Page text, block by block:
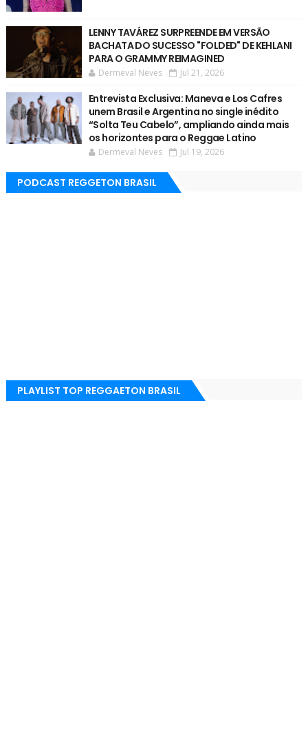
LENNY TAVÁREZ SURPREENDE EM VERSÃO
BACHATA DO SUCESSO "FOLDED" DE KEHLANI
PARA O GRAMMY REIMAGINED
Dermeval Neves Jul 21, 2026
Entrevista Exclusiva: Maneva e Los Cafres
unem Brasil e Argentina no single inédito
“Solta Teu Cabelo”, ampliando ainda mais
os horizontes para o Reggae Latino
Dermeval Neves Jul 19, 2026
PODCAST REGGETON BRASIL
PLAYLIST TOP REGGAETON BRASIL